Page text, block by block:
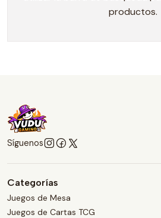
productos.
Síguenos
Categorías
Juegos de Mesa
Juegos de Cartas TCG